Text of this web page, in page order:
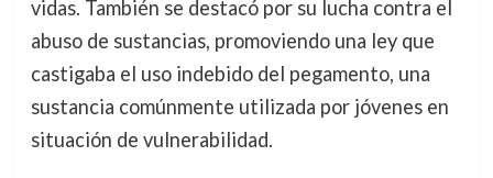
vidas. También se destacó por su lucha contra el
abuso de sustancias, promoviendo una ley que
castigaba el uso indebido del pegamento, una
sustancia comúnmente utilizada por jóvenes en
situación de vulnerabilidad.